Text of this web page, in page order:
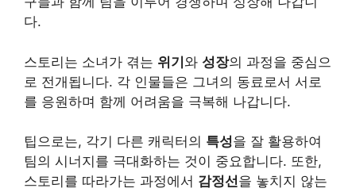
다.
스토리는 소녀가 겪는 위기와 성장의 과정을 중심으
로 전개됩니다. 각 인물들은 그녀의 동료로서 서로
를 응원하며 함께 어려움을 극복해 나갑니다.
팁으로는, 각기 다른 캐릭터의 특성을 잘 활용하여
팀의 시너지를 극대화하는 것이 중요합니다. 또한,
스토리를 따라가는 과정에서 감정선을 놓치지 않는